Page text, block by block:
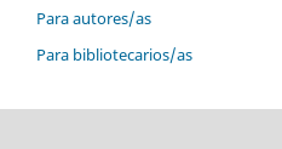
Para autores/as
Para bibliotecarios/as